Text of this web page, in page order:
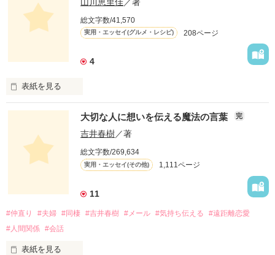
どういうふうに生きるとかはあまり考えていなかったよ。
自分が楽しいこと、好きなことだけやってきたね。
この物語は自分の体験をもとに綴ったフィクションです。
作品を読む
総文字数/41,570
実用・エッセイ(グルメ・レシピ) 208ページ
4
表紙を見る
「オーダー承ります！」は、
お昼のTV番組『ありがとッ！』（テレビ神奈川）
にて、山川恵里佳さんがオススメの料理を
紹介する人気コーナー。
毎週番組への問い合わせが絶えないという、
この話題のレシピを山川さんが
いつもの一品として気軽に取り入れられる
簡単便利なアイデアが満載。
ご主人・おさるさんの感想や、
大切な人に想いを伝える魔法の言葉 完
吉井春樹／著
総文字数/269,634
実用・エッセイ(その他) 1,111ページ
11
#仲直り #夫婦 #同棲 #吉井春樹 #メール #気持ち伝える
#遠距離恋愛
#人間関係 #会話
表紙を見る